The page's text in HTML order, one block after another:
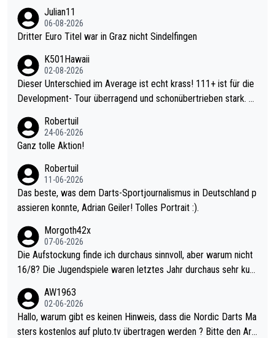
Julian11
06-08-2026
Dritter Euro Titel war in Graz nicht Sindelfingen
K501Hawaii
02-08-2026
Dieser Unterschied im Average ist echt krass! 111+ ist für die
Development- Tour überragend und schonübertrieben stark. U
mal 40+ erst recht. Da gewinnst keinen Blumentopf - ist ja noc
h krasser wie ein Pokalspiel eines Kreisligisten vs einem Bund
Robertuil
24-06-2026
Ganz tolle Aktion!
Robertuil
11-06-2026
Das beste, was dem Darts-Sportjournalismus in Deutschland p
assieren konnte, Adrian Geiler! Tolles Portrait :).
Morgoth42x
07-06-2026
Die Aufstockung finde ich durchaus sinnvoll, aber warum nicht
16/8? Die Jugendspiele waren letztes Jahr durchaus sehr kurz
Allerdings ist Mitchell Lawrie als Nummer 1 der Welt eh qualifi
ziert. Somit ändert die automatische Qualifikation des Weltmei
sters erstmal nichts. Ich denke sie wollen damit für nächstes J
AW1963
02-06-2026
Hallo, warum gibt es keinen Hinweis, dass die Nordic Darts Ma
sters kostenlos auf pluto.tv übertragen werden ? Bitte den Arti